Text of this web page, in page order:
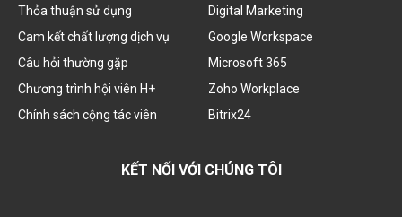
Thỏa thuận sử dụng
Cam kết chất lượng dịch vụ
Câu hỏi thường gặp
Chương trình hội viên H+
Chính sách cộng tác viên
Digital Marketing
Google Workspace
Microsoft 365
Zoho Workplace
Bitrix24
KẾT NỐI VỚI CHÚNG TÔI